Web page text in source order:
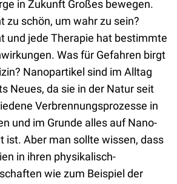
in Zukunft Großes bewegen.
zu schön, um wahr zu sein?
und jede Therapie hat bestimmte
Was für Gefahren birgt
Nanopartikel sind im Alltag
Neues, da sie in der Natur seit
Verbrennungsprozesse in
und im Grunde alles auf Nano-
ist. Aber man sollte wissen, dass
in ihren physikalisch-
wie zum Beispiel der